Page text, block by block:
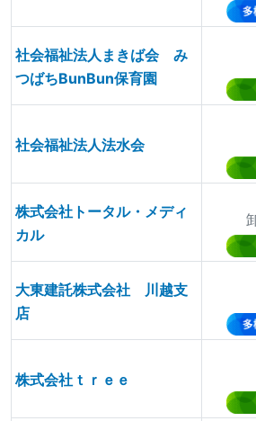
社会福祉法人まきば会 み
つばちBunBun保育園
社会福祉法人法水会
株式会社トータル・メディ
カル
大東建託株式会社 川越支
店
株式会社ｔｒｅｅ